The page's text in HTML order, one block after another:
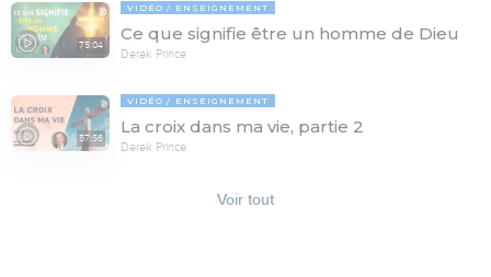
75:04
VIDÉO ENSEIGNEMENT
Ce que signifie être un homme de Dieu
Derek Prince
57:56
VIDÉO ENSEIGNEMENT
La croix dans ma vie, partie 2
Derek Prince
Voir tout